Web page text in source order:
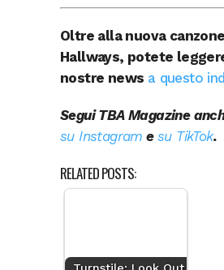
Oltre alla nuova
Hallways, potete
nostre news a questo
Segui TBA Magazine
su Instagram esu TikTok.
RELATED POSTS: